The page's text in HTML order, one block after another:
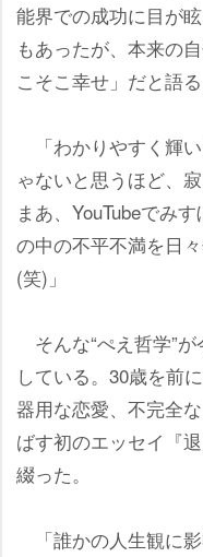
能界での成功に目が
もあったが、本来の
こそこ幸せ」だと語る
「わかりやすく輝
ゃないと思うほど、
まあ、YouTubeでみ
の中の不平不満を日
(笑)」
そんな“ぺえ哲学”
している。30歳を前
器用な恋愛、不完全
ばす初のエッセイ『
綴った。
「誰かの人生観に